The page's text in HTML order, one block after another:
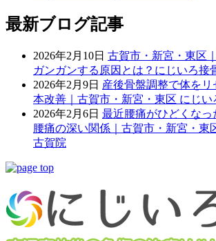
最新ブログ記事
2026年2月10日 古賀市・新宮・東区
ガンガンする原因とは？にじいろ接
2026年2月9日 産後骨盤調整で体を
本改善｜古賀市・新宮・東区 にじい
2026年2月6日 最近腰痛がひどくなっ
腰痛の深い関係｜古賀市・新宮・東
古賀院